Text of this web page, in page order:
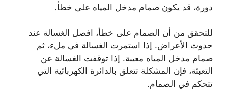
دورة، قد يكون صمام مدخل المياه على خطأ.
للتحقق من أن الصمام على خطأ، افصل الغسالة عند
حدوث الأعراض. إذا استمرت الغسالة في ملء، ثم
صمام مدخل المياه معيبة. إذا توقفت الغسالة عن
التعبئة، فإن المشكلة تتعلق بالدائرة الكهربائية التي
تتحكم في الصمام.